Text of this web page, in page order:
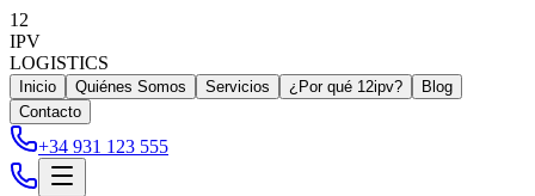
12
IPV
LOGISTICS
Inicio Quiénes Somos Servicios ¿Por qué 12ipv?
Blog
Contacto
+34 931 123 555